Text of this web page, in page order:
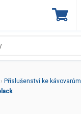
› Příslušenství ke kávovarům